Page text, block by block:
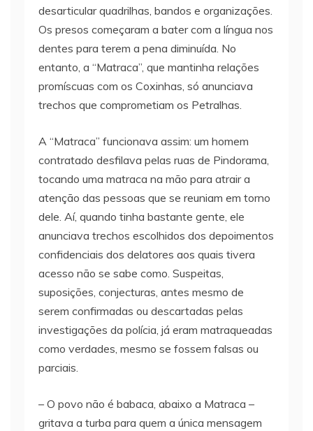
desarticular quadrilhas, bandos e organizações.
Os presos começaram a bater com a língua nos
dentes para terem a pena diminuída. No
entanto, a “Matraca”, que mantinha relações
promíscuas com os Coxinhas, só anunciava
trechos que comprometiam os Petralhas.
A “Matraca” funcionava assim: um homem
contratado desfilava pelas ruas de Pindorama,
tocando uma matraca na mão para atrair a
atenção das pessoas que se reuniam em torno
dele. Aí, quando tinha bastante gente, ele
anunciava trechos escolhidos dos depoimentos
confidenciais dos delatores aos quais tivera
acesso não se sabe como. Suspeitas,
suposições, conjecturas, antes mesmo de
serem confirmadas ou descartadas pelas
investigações da polícia, já eram matraqueadas
como verdades, mesmo se fossem falsas ou
parciais.
– O povo não é babaca, abaixo a Matraca –
gritava a turba para quem a única mensagem